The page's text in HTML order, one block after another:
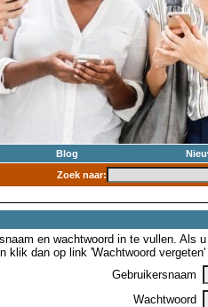
Blog
Zoek naar:
en wachtwoord in te vullen.
klik dan op link 'Wachtwoord vergeten'
Gebruikersnaam
Wachtwoord